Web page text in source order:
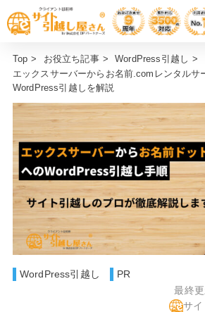
Top > お役立ち記事 > WordPress引越し >
エックスサーバーからお名前.comレンタルサ
WordPress引越しを解説
WordPress引越し
PR
最終
サ